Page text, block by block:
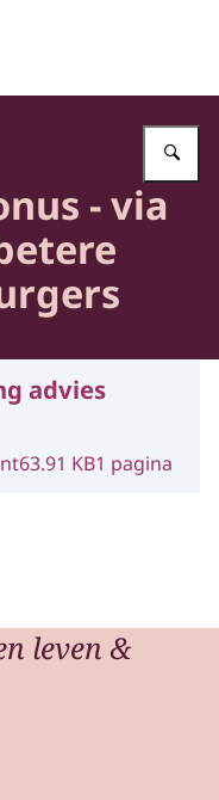
Volksgezondheid en
- via
advies
63.91 KB1 pagina
leven &